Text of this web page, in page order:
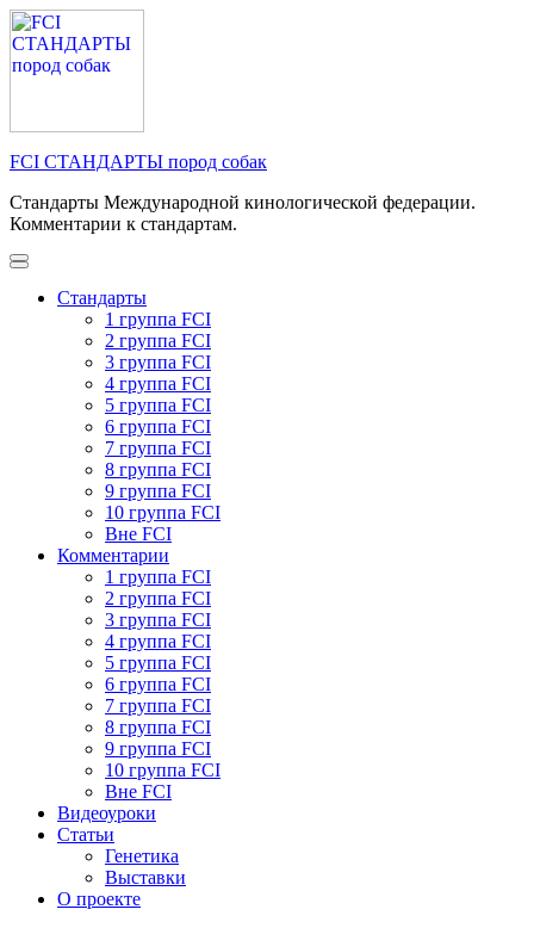
Перейти
к
содержимому
FCI СТАНДАРТЫ пород собак
Стандарты Международной кинологической федерации.
Комментарии к стандартам.
Стандарты
1 группа FCI
2 группа FCI
3 группа FCI
4 группа FCI
5 группа FCI
6 группа FCI
7 группа FCI
8 группа FCI
9 группа FCI
10 группа FCI
Вне FCI
Комментарии
1 группа FCI
2 группа FCI
3 группа FCI
4 группа FCI
5 группа FCI
6 группа FCI
7 группа FCI
8 группа FCI
9 группа FCI
10 группа FCI
Вне FCI
Видеоуроки
Статьи
Генетика
Выставки
О проекте